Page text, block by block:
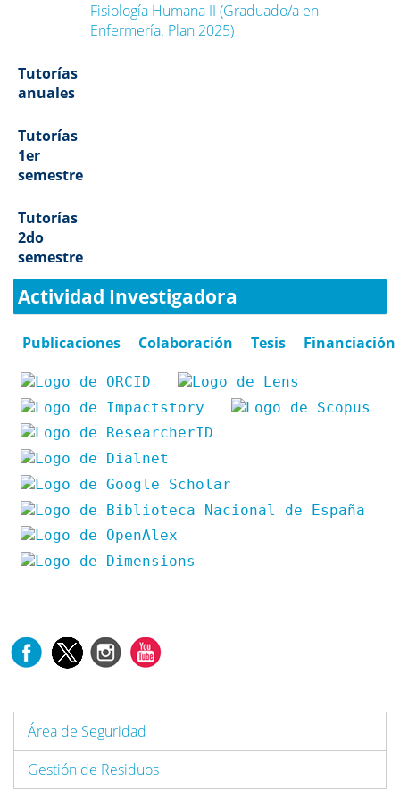
Fisiología Humana II (Graduado/a en
Enfermería. Plan 2025)
Tutorías
anuales
Tutorías
1er
semestre
Tutorías
2do
semestre
Actividad Investigadora
Publicaciones Colaboración Tesis Financiación
Área de Seguridad
Gestión de Residuos